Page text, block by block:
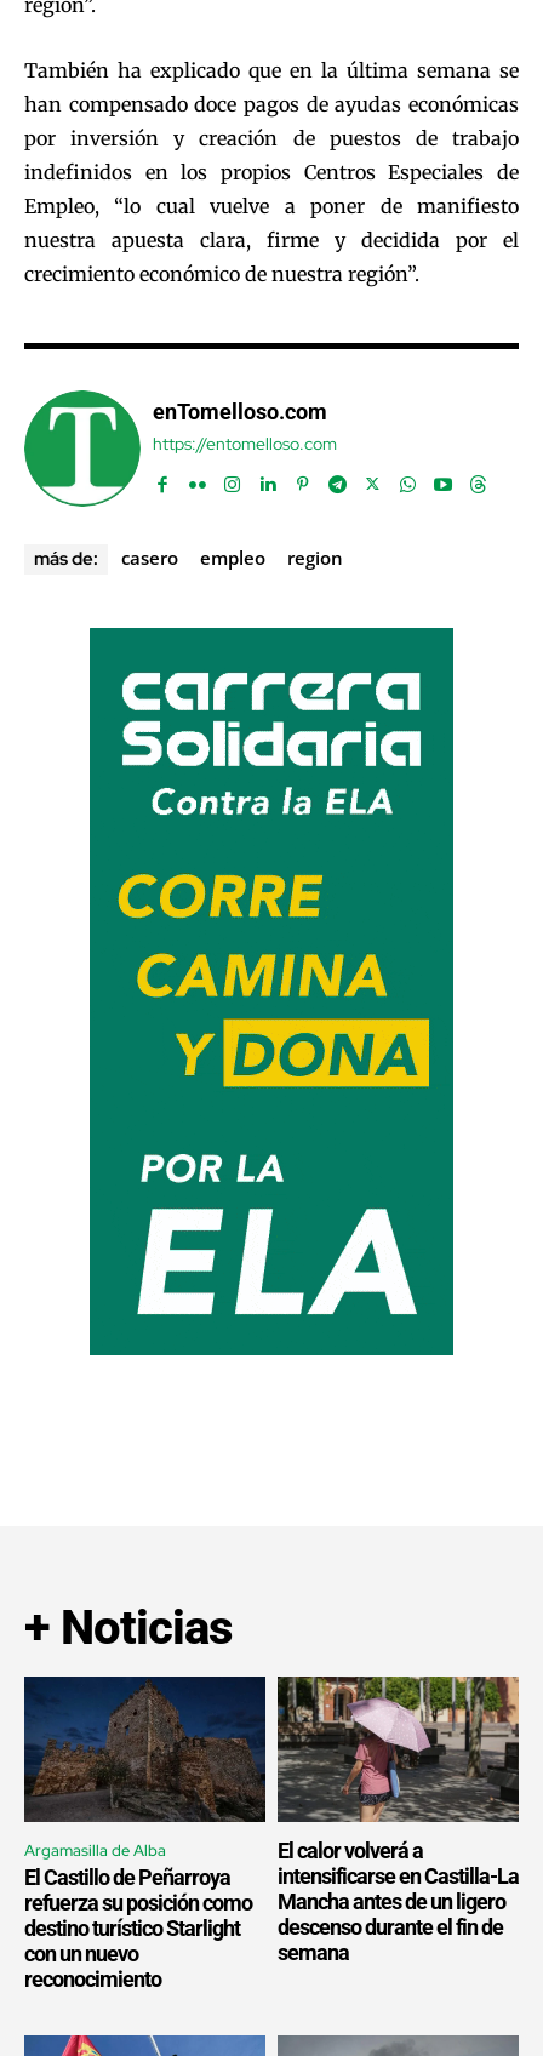
región”.
También ha explicado que en la última semana se
han compensado doce pagos de ayudas económicas
por inversión y creación de puestos de trabajo
indefinidos en los propios Centros Especiales de
Empleo, “lo cual vuelve a poner de manifiesto
nuestra apuesta clara, firme y decidida por el
crecimiento económico de nuestra región”.
enTomelloso.com
https://entomelloso.com
más de: casero empleo region
+ Noticias
Argamasilla de Alba
El Castillo de Peñarroya
refuerza su posición como
destino turístico Starlight
con un nuevo
reconocimiento
El calor volverá a
intensificarse en Castilla-La
Mancha antes de un ligero
descenso durante el fin de
semana